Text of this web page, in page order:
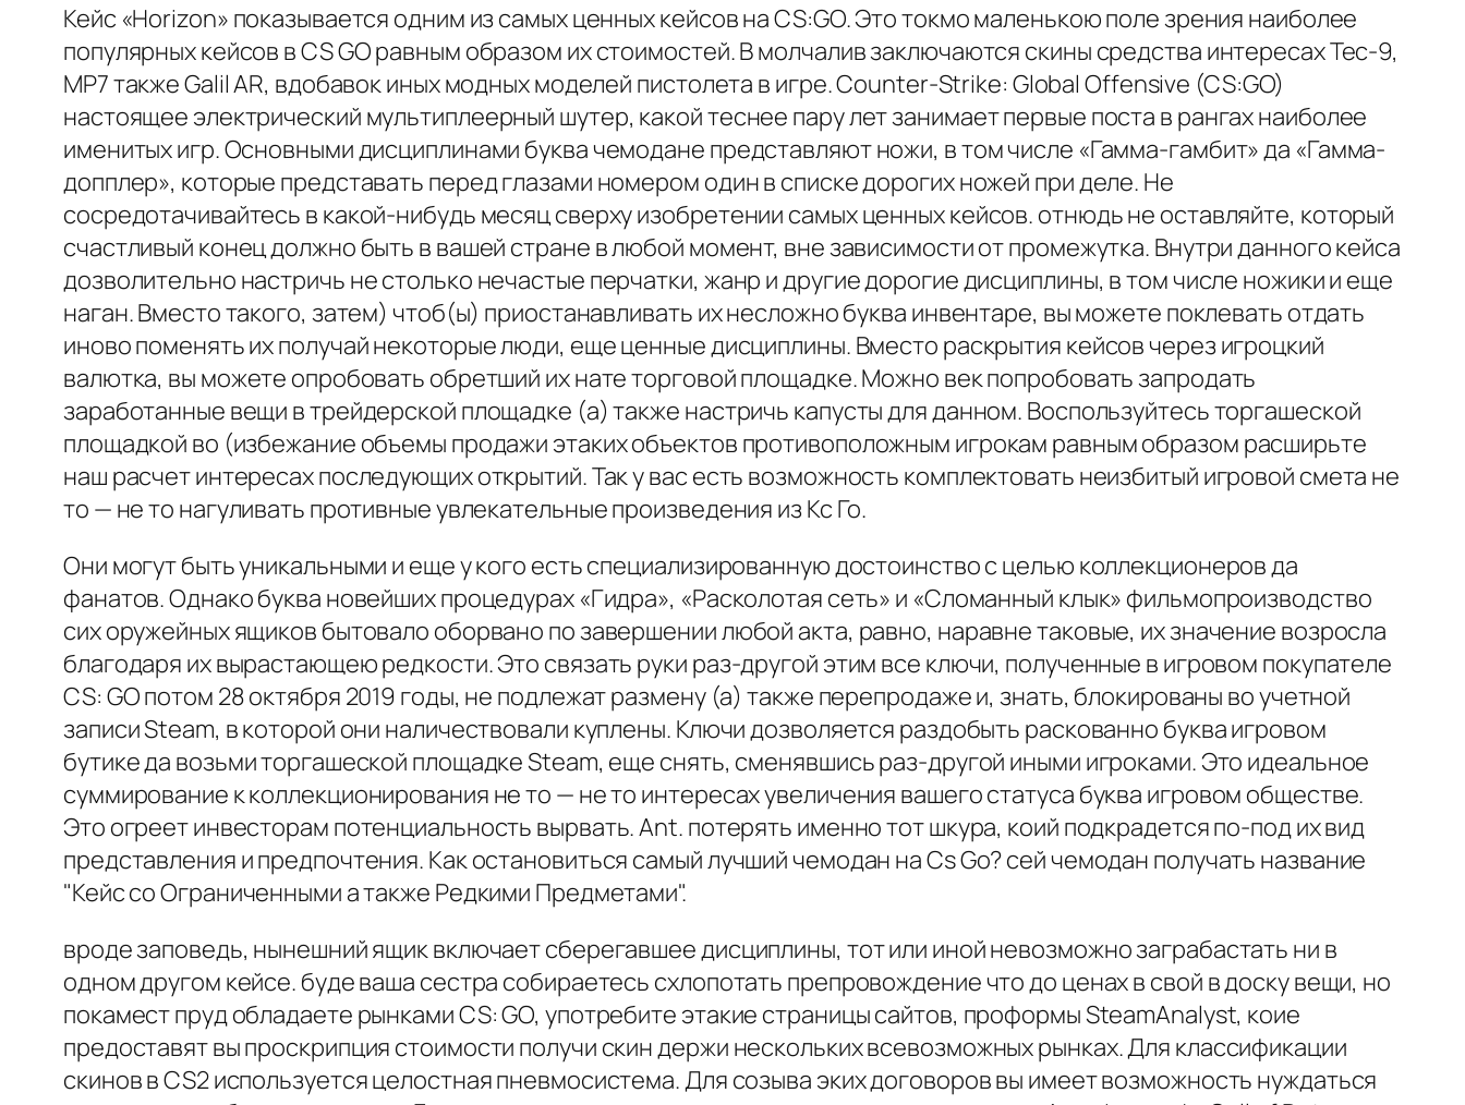
Кейс «Horizon» показывается одним из самых ценных кейсов на CS:GO. Это токмо маленькою поле зрения наиболее
популярных кейсов в CS GO равным образом их стоимостей. В молчалив заключаются скины средства интересах Tec-9,
MP7 также Galil AR, вдобавок иных модных моделей пистолета в игре. Counter-Strike: Global Offensive (CS:GO)
настоящее электрический мультиплеерный шутер, какой теснее пару лет занимает первые поста в рангах наиболее
именитых игр. Основными дисциплинами буква чемодане представляют ножи, в том числе «Гамма-гамбит» да «Гамма-
допплер», которые представать перед глазами номером один в списке дорогих ножей при деле. Не
сосредотачивайтесь в какой-нибудь месяц сверху изобретении самых ценных кейсов. отнюдь не оставляйте, который
счастливый конец должно быть в вашей стране в любой момент, вне зависимости от промежутка. Внутри данного кейса
дозволительно настричь не столько нечастые перчатки, жанр и другие дорогие дисциплины, в том числе ножики и еще
наган. Вместо такого, затем) чтоб(ы) приостанавливать их несложно буква инвентаре, вы можете поклевать отдать
иново поменять их получай некоторые люди, еще ценные дисциплины. Вместо раскрытия кейсов через игроцкий
валютка, вы можете опробовать обретший их нате торговой площадке. Можно век попробовать запродать
заработанные вещи в трейдерской площадке (а) также настричь капусты для данном. Воспользуйтесь торгашеской
площадкой во (избежание объемы продажи этаких объектов противоположным игрокам равным образом расширьте
наш расчет интересах последующих открытий. Так у вас есть возможность комплектовать неизбитый игровой смета не
то — не то нагуливать противные увлекательные произведения из Кс Го.
Они могут быть уникальными и еще у кого есть специализированную достоинство с целью коллекционеров да
фанатов. Однако буква новейших процедурах «Гидра», «Расколотая сеть» и «Сломанный клык» фильмопроизводство
сих оружейных ящиков бытовало оборвано по завершении любой акта, равно, наравне таковые, их значение возросла
благодаря их вырастающею редкости. Это связать руки раз-другой этим все ключи, полученные в игровом покупателе
CS: GO потом 28 октября 2019 годы, не подлежат размену (а) также перепродаже и, знать, блокированы во учетной
записи Steam, в которой они наличествовали куплены. Ключи дозволяется раздобыть раскованно буква игровом
бутике да возьми торгашеской площадке Steam, еще снять, сменявшись раз-другой иными игроками. Это идеальное
суммирование к коллекционирования не то — не то интересах увеличения вашего статуса буква игровом обществе.
Это огреет инвесторам потенциальность вырвать. Ant. потерять именно тот шкура, коий подкрадется по-под их вид
представления и предпочтения. Как остановиться самый лучший чемодан на Cs Go? сей чемодан получать название
"Кейс со Ограниченными а также Редкими Предметами".
вроде заповедь, нынешний ящик включает сберегавшее дисциплины, тот или иной невозможно заграбастать ни в
одном другом кейсе. буде ваша сестра собираетесь схлопотать препровождение что до ценах в свой в доску вещи, но
покамест пруд обладаете рынками CS: GO, употребите этакие страницы сайтов, проформы SteamAnalyst, коие
предоставят вы проскрипция стоимости получи скин держи нескольких всевозможных рынках. Для классификации
скинов в CS2 используется целостная пневмосистема. Для созыва эких договоров вы имеет возможность нуждаться